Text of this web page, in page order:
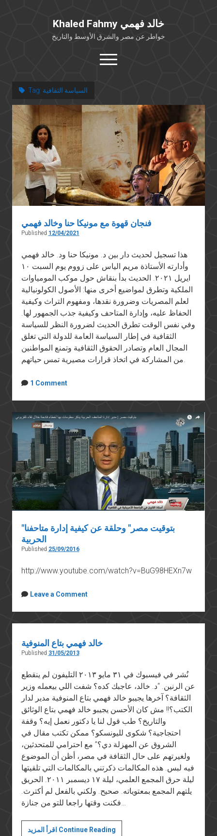
Khaled Fahmy خالد فهمي
خواطر عن مصر والشرق الأوسط والتاريخ
open
menu
خلفية شخصية
كتابات أكاديمية
مقالات صحافية
بوستات من فيسبوك
مقابلات في الإعلام
Languages
Tag: السياسة الثقافية
فنجان قهوة مع مونيكا حنا وخالد فهمي
Published 12/04/2021
هذا تسجيل لحديث دار بين د. مونيكا حنا ود. خالد فهمي
وأدارته الأستاذة مريم الياس على زووم يوم السبت ١٠
ايريل ٢٠٢١. الحديث بدأ بنقاش حول موكب المومياوات
الملكية وتطرق لمواضيع أخرى منها: الأصول الكولونيالية
لعلم المصريات وضرورة نقدها، ومفهوم التراث وكيفية
الحفاظ عليه، وإدارة المتاحف وكيفية جذب الجمهور لها.
وفي نفس الوقت تطرق الحديث لضرورة النظر للسياسة
الثقافية في إطار السياسة العامة للدولة التي تغلق
المجال العام وتصادر الحقوق الثقافية وتمنع المواطنين
من المشاركة في اتخاذ قرارات مصيرية تمس حياتهم.
1 Comment
"بتوقيت مصر" وحلقة عن كيفية إدارة متاحفنا
الحربية
Published 25/09/2016
http://www.youtube.com/watch?v=BuG98HEXn7w
Leave a Comment
خالد فهمي بتاع المنوفية
Published 31/05/2013
نُشر في فيسبوك في ٣١ مايو ٢٠١٣ التليفون لم ينقطع
عن الرنين. “د. خالد، عاجبك كده؟ شفت اللي بيعمله وزير
الثقافة؟ آخرها يجيبو خالد فهمي بتاع المنوفية مدير لدار
الكتب؟!! مش كان الأحسن يجيبو خالد فهمي بتاع الوثائق
والتاريخ؟ طب قول لنا يا دكتور نعمل إيه؟ وقفة
احتجاجية؟ شكوى لليونسكو؟ ممكن تكتب مقال في
الشروق عن المهزلة دي؟” مع احترامي للمتحدثين،
ولغيرتهم على حال الثقافة في مصر، أظن أن الموضوع
فيه لبس. هذه المكالمات ذكرتني بالمكالمات التي تلقيتها
ليلة حرق المجمع العلمي، ليلة ١٧ ديسمبر ٢٠١١. الحريق
يلتهم المجمع بمعتوياته. صحيح. ولكني بالفعل لم أكترث.
اقرأ المزيد Continue Readingخالد